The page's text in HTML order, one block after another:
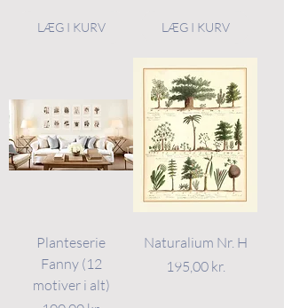
LÆG I KURV LÆG I KURV
Planteserie
Fanny (12
motiver i alt)
Naturalium Nr. H
Pris
195,00 kr.